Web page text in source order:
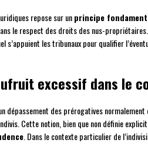
repose sur unprincipe
le respect des droits des nus-propriétaires.
s’appuient les tribunaux pour qualifier
excessif dans le
dépassement des prérogatives
Cette notion, bien que non définie
. Dans le contexte particulier de